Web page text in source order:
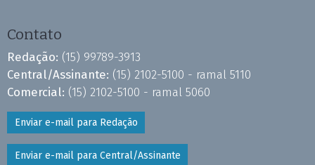
Contato
Redação: (15) 99789-3913
Central/Assinante: (15) 2102-5100 - ramal 5110
Comercial: (15) 2102-5100 - ramal 5060
Enviar e-mail para Redação
Enviar e-mail para Central/Assinante